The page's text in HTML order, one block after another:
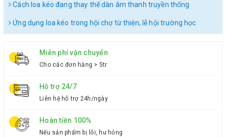
Cách loa kéo đang thay thế dàn âm thanh truyền thống
Ứng dụng loa kéo trong hội chợ từ thiện, lễ hội trường học
Miễn phí vận chuyển
Cho các đơn hàng > 5tr
Hỗ trợ 24/7
Liên hệ hỗ trợ 24h/ngày
Hoàn tiền 100%
Nếu sản phẩm bị lỗi, hư hỏng